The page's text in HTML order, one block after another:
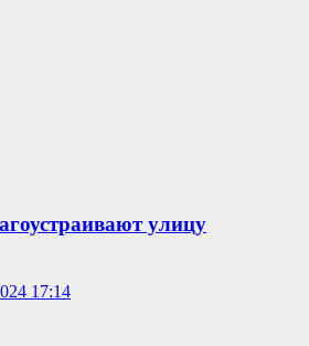
улицу
17:14